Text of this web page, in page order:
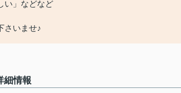
い」などなど
さいませ♪
細情報